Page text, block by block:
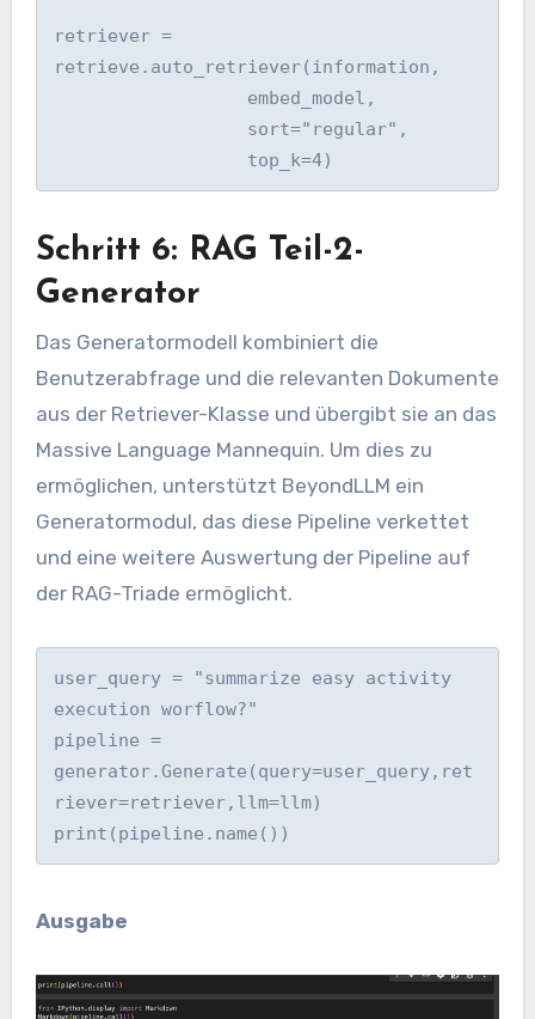
retriever =
retrieve.auto_retriever(information,
Schritt 6: RAG Teil-2-
Generator
Das Generatormodell kombiniert die
Benutzerabfrage und die relevanten Dokumente
aus der Retriever-Klasse und übergibt sie an das
Massive Language Mannequin. Um dies zu
ermöglichen, unterstützt BeyondLLM ein
Generatormodul, das diese Pipeline verkettet
und eine weitere Auswertung der Pipeline auf
der RAG-Triade ermöglicht.
user_query = "summarize easy activity
execution worflow?"
pipeline =
generator.Generate(query=user_query,ret
riever=retriever,llm=llm)
print(pipeline.name())
Ausgabe